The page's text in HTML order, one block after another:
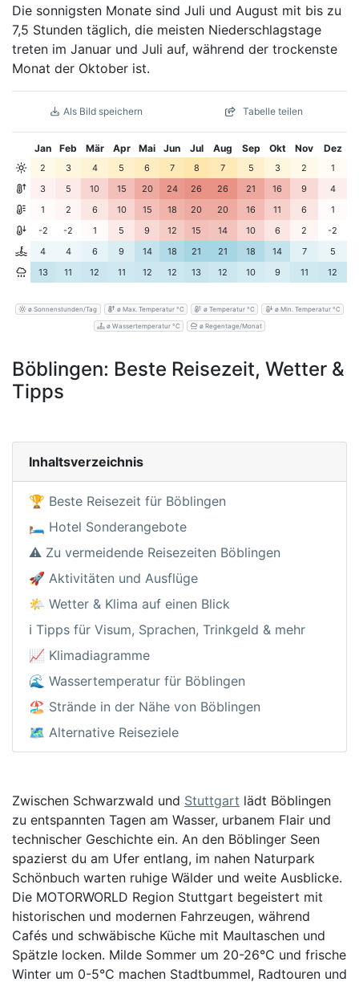
Die sonnigsten Monate sind Juli und August mit bis zu
7,5 Stunden täglich, die meisten Niederschlagstage
treten im Januar und Juli auf, während der trockenste
Monat der Oktober ist.
Als Bild speichern Tabelle teilen
Jan Feb Mär Apr Mai Jun Jul Aug Sep Okt Nov Dez
2 3 4 5 6 7 8 7 5 3 2
1
3
5 10 15 20 24 26 26 21 16 9
4
1
2 6 10 15 18 20 20 16 11 6
1
-2
-2 1 5 9 12 15 14 10 6 2
-2
4
4 6 9 14 18 21 21 18 14 7
5
13
11 12 11 12 12 13 12 10 9 11 12
ø Sonnenstunden/Tag ø Max. Temperatur °C ø Temperatur °C ø Min. Temperatur °C
ø Wassertemperatur °C ø Regentage/Monat
Böblingen: Beste Reisezeit, Wetter &
Tipps
Inhaltsverzeichnis
🏆 Beste Reisezeit für Böblingen
🛏️ Hotel Sonderangebote
⚠️ Zu vermeidende Reisezeiten Böblingen
🚀 Aktivitäten und Ausflüge
🌤️ Wetter & Klima auf einen Blick
ℹ️ Tipps für Visum, Sprachen, Trinkgeld & mehr
📈 Klimadiagramme
🌊 Wassertemperatur für Böblingen
🏖️ Strände in der Nähe von Böblingen
🗺️ Alternative Reiseziele
Zwischen Schwarzwald und Stuttgart lädt Böblingen
zu entspannten Tagen am Wasser, urbanem Flair und
technischer Geschichte ein. An den Böblinger Seen
spazierst du am Ufer entlang, im nahen Naturpark
Schönbuch warten ruhige Wälder und weite Ausblicke.
Die MOTORWORLD Region Stuttgart begeistert mit
historischen und modernen Fahrzeugen, während
Cafés und schwäbische Küche mit Maultaschen und
Spätzle locken. Milde Sommer um 20-26°C und frische
Winter um 0-5°C machen Stadtbummel, Radtouren und